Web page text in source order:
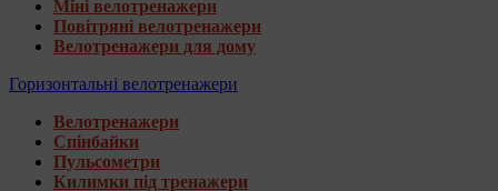
Міні велотренажери
Повітряні велотренажери
Велотренажери для дому
Горизонтальні велотренажери
Велотренажери
Спінбайки
Пульсометри
Килимки під тренажери